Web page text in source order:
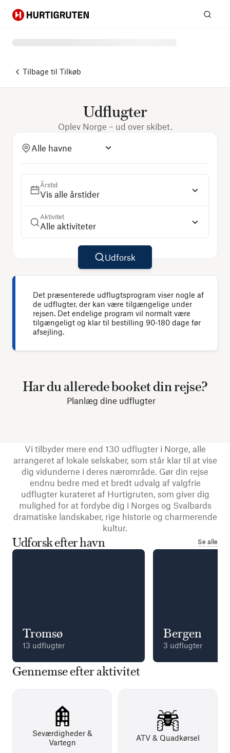
Hurtigruten
Tilbage til Tilkøb
Udflugter
Oplev Norge – ud over skibet.
Alle havne
Årstid
Vis alle årstider
Aktivitet
Alle aktiviteter
Udforsk
Det præsenterede udflugtsprogram viser nogle af
de udflugter, der kan være tilgængelige under
rejsen. Det endelige program vil normalt være
tilgængeligt og klar til bestilling 90-180 dage før
afsejling.
Har du allerede booket din rejse?
Planlæg dine udflugter
Vi tilbyder mere end 130 udflugter i Norge, alle
arrangeret af lokale selskaber, som står klar til at vise
dig vidunderne i deres nærområde. Gør din rejse
endnu bedre med et bredt udvalg af valgfrie
udflugter kurateret af Hurtigruten, som giver dig
mulighed for at fordybe dig i Norges og Svalbards
dramatiske landskaber, rige historie og charmerende
kultur.
Udforsk efter havn Se alle
Tromsø
13 udflugter
Bergen
3 udflugter
Gennemse efter aktivitet
Seværdigheder &
Vartegn
ATV & Quadkørsel